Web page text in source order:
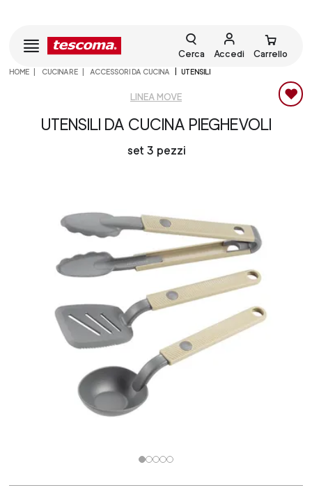
Cerca Accedi Carrello
HOME CUCINARE ACCESSORI DA CUCINA UTENSILI
LINEA MOVE
UTENSILI DA CUCINA PIEGHEVOLI
set 3 pezzi